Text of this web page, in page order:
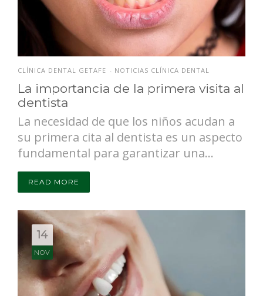
CLÍNICA DENTAL GETAFE • NOTICIAS CLÍNICA DENTAL
La importancia de la primera visita al
dentista
La necesidad de que los niños acudan a
su primera cita al dentista es un aspecto
fundamental para garantizar una...
READ MORE
14
NOV